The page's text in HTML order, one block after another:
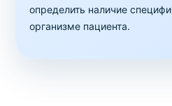
определить наличие
организме пациента.